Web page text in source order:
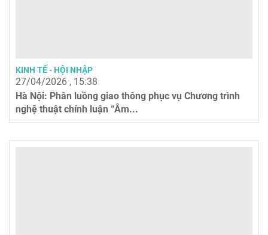
KINH TẾ - HỘI NHẬP
27/04/2026 , 15:38
Hà Nội: Phân luồng giao thông phục vụ Chương trình
nghệ thuật chính luận “Âm...